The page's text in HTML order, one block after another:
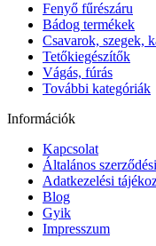
Fenyő fűrészáru
Bádog termékek
Csavarok, szegek,
Tetőkiegészítők
Vágás, fúrás
További kategóriák
Információk
Kapcsolat
Általános
Adatkezelési
Blog
Gyik
Impresszum